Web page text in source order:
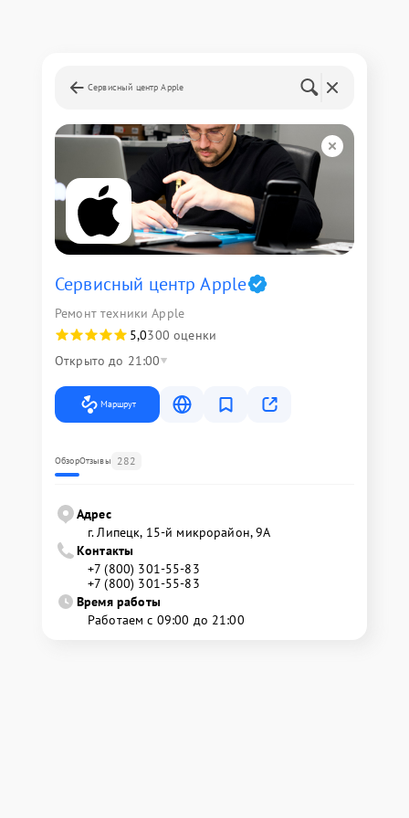
Сервисный центр Apple
Сервисный центр Apple
Ремонт техники Apple
5,0300 оценки
Открыто до 21:00
Маршрут
ОбзорОтзывы 282
Адрес
г. Липецк, 15-й микрорайон, 9А
Контакты
+7 (800) 301-55-83
+7 (800) 301-55-83
Время работы
Работаем с 09:00 до 21:00